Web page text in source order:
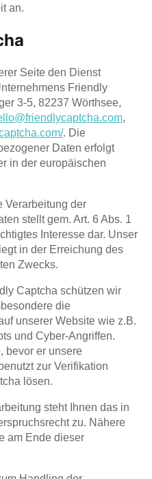
an.
Seite den Dienst
Friendly
3-5, 82237 Wörthsee,
,
. Die
Daten erfolgt
in der europäischen
Verarbeitung der
stellt gem. Art. 6 Abs. 1
Interesse dar. Unser
in der Erreichung des
Zwecks.
Captcha schützen wir
die
unserer Website wie z.B.
und Cyber-Angriffen.
bevor er unsere
zur Verifikation
lösen.
steht Ihnen das in
zu. Nähere
am Ende dieser